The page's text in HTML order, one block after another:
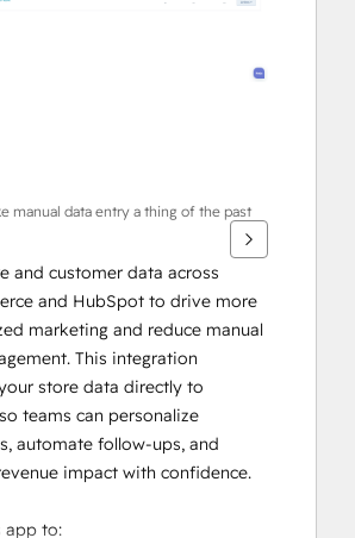
manual data entry a thing of the past
and customer data across
and HubSpot to drive more
marketing and reduce manual
This integration
store data directly to
teams can personalize
automate follow-ups, and
impact with confidence.
app to: